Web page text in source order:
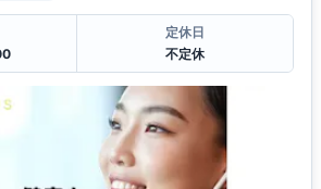
定休日
不定休